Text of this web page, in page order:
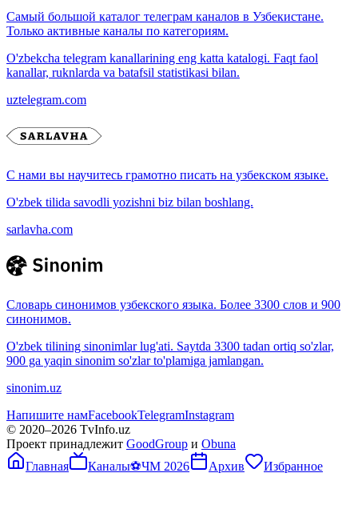
Самый большой каталог телеграм каналов в Узбекистане.
Только активные каналы по категориям.
O'zbekcha telegram kanallarining eng katta katalogi. Faqt faol
kanallar, ruknlarda va batafsil statistikasi bilan.
uztelegram.com
С нами вы научитесь грамотно писать на узбекском языке.
O'zbek tilida savodli yozishni biz bilan boshlang.
sarlavha.com
Словарь синонимов узбекского языка. Более 3300 слов и 900
синонимов.
O'zbek tilining sinonimlar lug'ati. Saytda 3300 tadan ortiq so'zlar,
900 ga yaqin sinonim so'zlar to'plamiga jamlangan.
sinonim.uz
Напишите намFacebookTelegramInstagram
© 2020–2026 TvInfo.uz
Проект принадлежит GoodGroup и Obuna
Главная
Каналы⚽ЧМ 2026 Архив Избранное